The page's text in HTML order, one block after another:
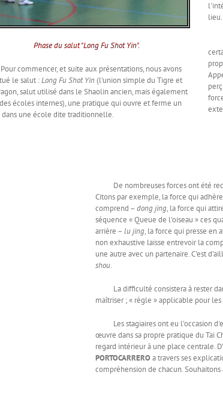
Phase du salut "Long Fu Shot Yin".
commencer, et suite aux présentations, nous avons
le salut :Long Fu Shot Yin(l'union simple du Tigre et
salut utilisé dans le Shaolin ancien, mais également
écoles internes), une pratique qui ouvre et ferme un
dans une école dite traditionnelle.
lieu.
De nombreuses forces ont été
Citons par exemple, la force qui
comprend – dong jing, la force qui
séquence « Queue de l'oiseau » ces
arrière – lu jing, la force qui presse en
non exhaustive laisse entrevoir la
une autre avec un partenaire. C'est
shou.
La difficulté consistera à rester
maîtriser ; « règle » applicable pour
Les stagiaires ont eu l'occasion
œuvre dans sa propre pratique du Tai
regard intérieur à une place centrale.
PORTOCARREROa travers ses
compréhension de chacun.